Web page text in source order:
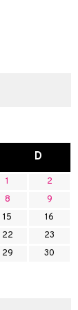
D
1
2
8
9
15
16
22
23
29
30